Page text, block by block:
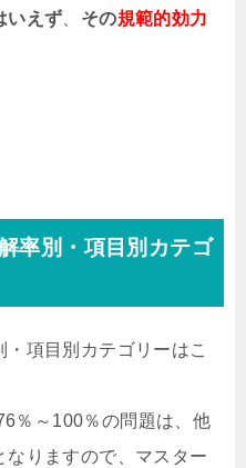
いえず、 その規範的効力
率別・項目別カテゴ
項目別カテゴリーはこ
％～100％の問題は、他
りますので、マスター